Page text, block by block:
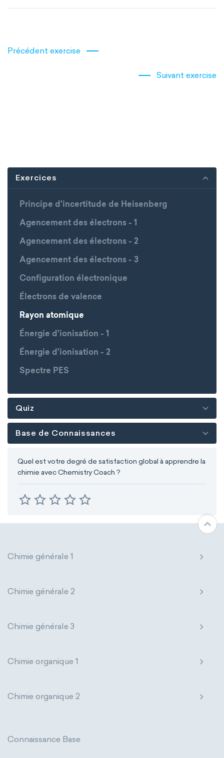
Précédent exercise
Suivant exercise
Exercices
Principe d'incertitude de Heisenberg
Agencement des électrons - 1
Agencement des électrons - 2
Agencement des électrons - 3
Configuration électronique
Électrons de valence
Rayon atomique
Énergie d'ionisation - 1
Énergie d'ionisation - 2
Spectre PES
Quiz
Base de Connaissances
Quel est votre degré de satisfaction global à apprendre la
chimie avec Chemistry Coach ?
Chimie générale 1
Chimie générale 2
Chimie générale 3
Chimie organique 1
Chimie organique 2
Connaissance Base